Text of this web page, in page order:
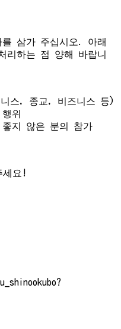
삼가 주십시오. 아래
리하는 점 양해 바랍니
스, 종교, 비즈니스 등)
위
좋지 않은 분의 참가
요!